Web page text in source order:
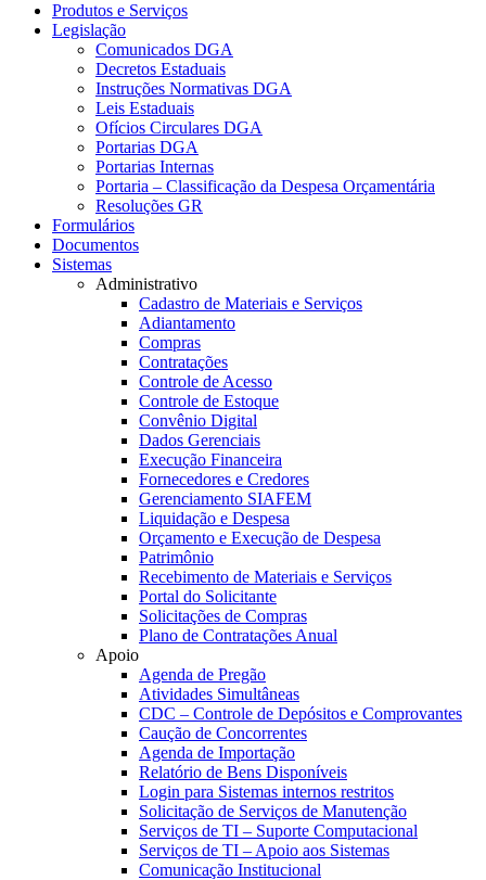
Produtos e Serviços
Legislação
Comunicados DGA
Decretos Estaduais
Instruções Normativas DGA
Leis Estaduais
Ofícios Circulares DGA
Portarias DGA
Portarias Internas
Portaria – Classificação da Despesa Orçamentária
Resoluções GR
Formulários
Documentos
Sistemas
Administrativo
Cadastro de Materiais e Serviços
Adiantamento
Compras
Contratações
Controle de Acesso
Controle de Estoque
Convênio Digital
Dados Gerenciais
Execução Financeira
Fornecedores e Credores
Gerenciamento SIAFEM
Liquidação e Despesa
Orçamento e Execução de Despesa
Patrimônio
Recebimento de Materiais e Serviços
Portal do Solicitante
Solicitações de Compras
Plano de Contratações Anual
Apoio
Agenda de Pregão
Atividades Simultâneas
CDC – Controle de Depósitos e Comprovantes
Caução de Concorrentes
Agenda de Importação
Relatório de Bens Disponíveis
Login para Sistemas internos restritos
Solicitação de Serviços de Manutenção
Serviços de TI – Suporte Computacional
Serviços de TI – Apoio aos Sistemas
Comunicação Institucional